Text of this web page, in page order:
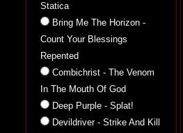
Statica
Bring Me The Horizon -
Count Your Blessings
Repented
Combichrist - The Venom
In The Mouth Of God
Deep Purple - Splat!
Devildriver - Strike And Kill